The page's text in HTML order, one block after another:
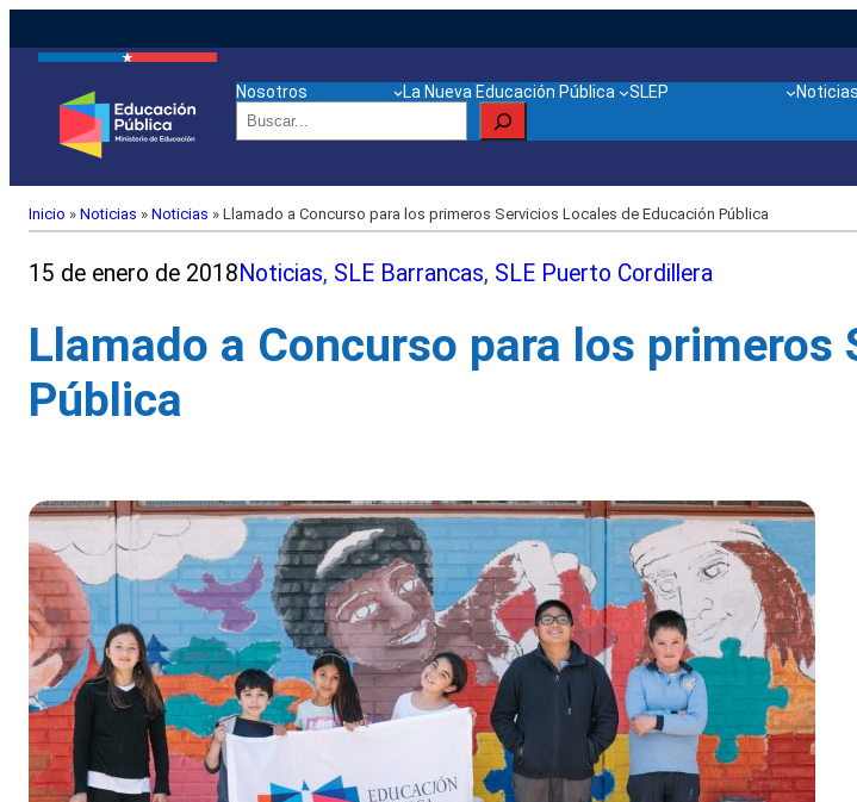
Nosotros La Nueva Educación Pública SLEP Noticias
Buscar
Inicio » Noticias » Noticias » Llamado a Concurso para los primeros Servicios Locales de Educación Pública
15 de enero de 2018Noticias, SLE Barrancas, SLE Puerto Cordillera
Llamado a Concurso para los primeros
Pública